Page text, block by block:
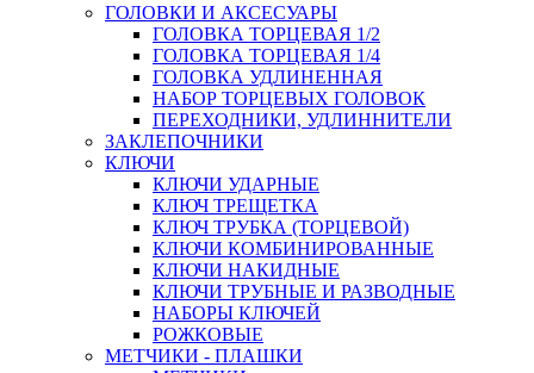
ГОЛОВКИ И АКСЕСУАРЫ
ГОЛОВКА ТОРЦЕВАЯ 1/2
ГОЛОВКА ТОРЦЕВАЯ 1/4
ГОЛОВКА УДЛИНЕННАЯ
НАБОР ТОРЦЕВЫХ ГОЛОВОК
ПЕРЕХОДНИКИ, УДЛИННИТЕЛИ
ЗАКЛЕПОЧНИКИ
КЛЮЧИ
КЛЮЧИ УДАРНЫЕ
КЛЮЧ ТРЕЩЕТКА
КЛЮЧ ТРУБКА (ТОРЦЕВОЙ)
КЛЮЧИ КОМБИНИРОВАННЫЕ
КЛЮЧИ НАКИДНЫЕ
КЛЮЧИ ТРУБНЫЕ И РАЗВОДНЫЕ
НАБОРЫ КЛЮЧЕЙ
РОЖКОВЫЕ
МЕТЧИКИ - ПЛАШКИ